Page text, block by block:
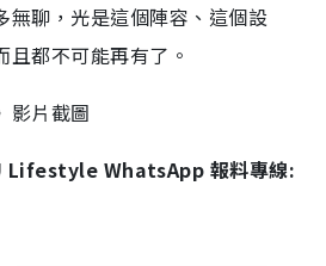
無聊，光是這個陣容、這個設
且都不可能再有了。
影片截圖
Lifestyle WhatsApp 報料專線: